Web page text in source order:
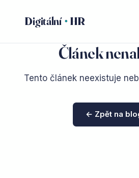
Digitální HR
Článek
Tento článek neexistuje
← Zpět na